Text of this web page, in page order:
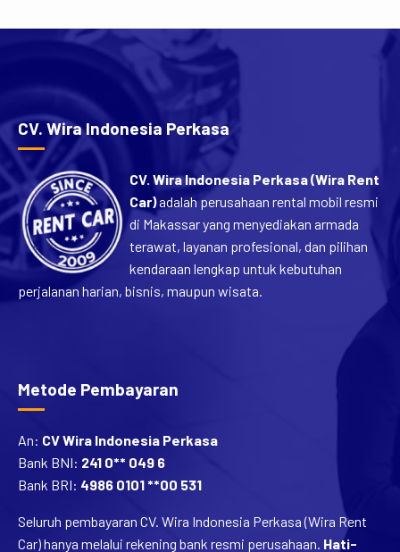
CV. Wira Indonesia Perkasa
CV. Wira Indonesia Perkasa (Wira Rent
Car)adalah perusahaan rental mobil resmi
di Makassar yang menyediakan armada
terawat, layanan profesional, dan pilihan
kendaraan lengkap untuk kebutuhan
perjalanan harian, bisnis, maupun wisata.
Metode Pembayaran
An: CV Wira Indonesia Perkasa
Bank BNI: 241 0** 049 6
Bank BRI: 4986 0101 **00 531
Seluruh pembayaran CV. Wira Indonesia Perkasa (Wira Rent
Car) hanya melalui rekening bank resmi perusahaan. Hati-